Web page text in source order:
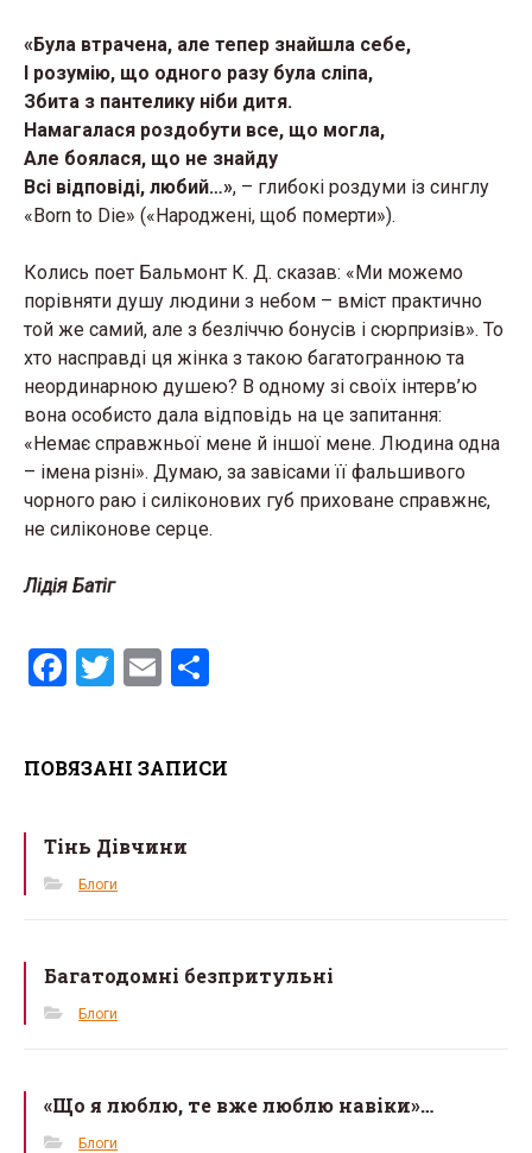
«Була втрачена, але тепер знайшла себе,
І розумію, що одного разу була сліпа,
Збита з пантелику ніби дитя.
Намагалася роздобути все, що могла,
Але боялася, що не знайду
Всі відповіді, любий…», – глибокі роздуми із синглу
«Born to Die» («Народжені, щоб померти»).
Колись поет Бальмонт К. Д. сказав: «Ми можемо
порівняти душу людини з небом – вміст практично
той же самий, але з безліччю бонусів і сюрпризів». То
хто насправді ця жінка з такою багатогранною та
неординарною душею? В одному зі своїх інтерв’ю
вона особисто дала відповідь на це запитання:
«Немає справжньої мене й іншої мене. Людина одна
– імена різні». Думаю, за завісами її фальшивого
чорного раю і силіконових губ приховане справжнє,
не силіконове серце.
Лідія Батіг
F
b
o
k
T
er
E
e
ПОВЯЗАНІ ЗАПИСИ
Тінь Дівчини
Блоги
Багатодомні безпритульні
Блоги
«Що я люблю, те вже люблю навіки»…
Блоги